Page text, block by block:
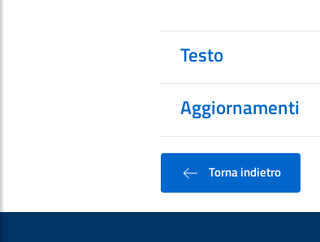
Testo
Aggiornamenti
Torna indietro